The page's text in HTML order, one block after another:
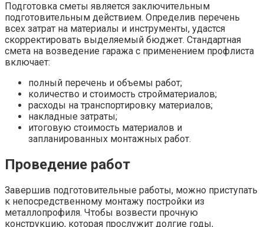
Подготовка сметы является заключительным
подготовительным действием. Определив перечень
всех затрат на материалы и инструменты, удастся
скорректировать выделяемый бюджет. Стандартная
смета на возведение гаража с применением профлиста
включает:
полный перечень и объемы работ;
количество и стоимость стройматериалов;
расходы на транспортировку материалов;
накладные затраты;
итоговую стоимость материалов и
запланированных монтажных работ.
Проведение работ
Завершив подготовительные работы, можно приступать
к непосредственному монтажу постройки из
металлопрофиля. Чтобы возвести прочную
конструкцию, которая прослужит долгие годы,